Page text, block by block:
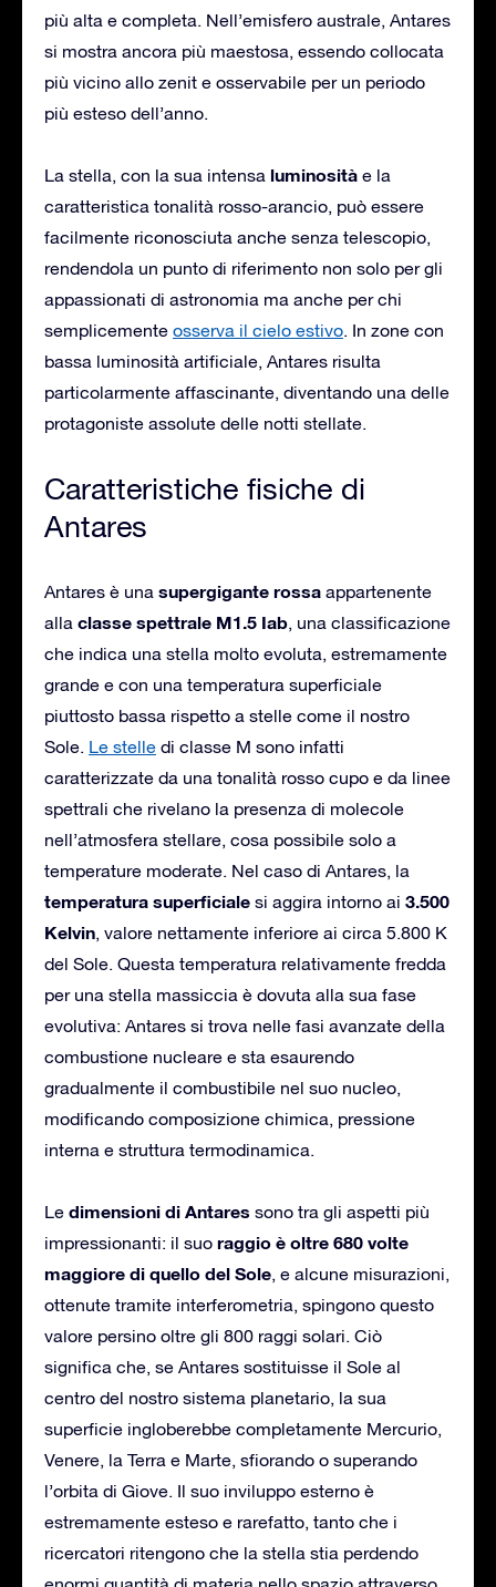
più alta e completa. Nell’emisfero australe, Antares
si mostra ancora più maestosa, essendo collocata
più vicino allo zenit e osservabile per un periodo
più esteso dell’anno.
La stella, con la sua intensa luminosità e la
caratteristica tonalità rosso-arancio, può essere
facilmente riconosciuta anche senza telescopio,
rendendola un punto di riferimento non solo per gli
appassionati di astronomia ma anche per chi
semplicemente osserva il cielo estivo. In zone con
bassa luminosità artificiale, Antares risulta
particolarmente affascinante, diventando una delle
protagoniste assolute delle notti stellate.
Caratteristiche fisiche di
Antares
Antares è una supergigante rossa appartenente
alla classe spettrale M1.5 Iab, una classificazione
che indica una stella molto evoluta, estremamente
grande e con una temperatura superficiale
piuttosto bassa rispetto a stelle come il nostro
Sole. Le stelle di classe M sono infatti
caratterizzate da una tonalità rosso cupo e da linee
spettrali che rivelano la presenza di molecole
nell’atmosfera stellare, cosa possibile solo a
temperature moderate. Nel caso di Antares, la
temperatura superficiale si aggira intorno ai 3.500
Kelvin, valore nettamente inferiore ai circa 5.800 K
del Sole. Questa temperatura relativamente fredda
per una stella massiccia è dovuta alla sua fase
evolutiva: Antares si trova nelle fasi avanzate della
combustione nucleare e sta esaurendo
gradualmente il combustibile nel suo nucleo,
modificando composizione chimica, pressione
interna e struttura termodinamica.
Le dimensioni di Antares sono tra gli aspetti più
impressionanti: il suo raggio è oltre 680 volte
maggiore di quello del Sole, e alcune misurazioni,
ottenute tramite interferometria, spingono questo
valore persino oltre gli 800 raggi solari. Ciò
significa che, se Antares sostituisse il Sole al
centro del nostro sistema planetario, la sua
superficie ingloberebbe completamente Mercurio,
Venere, la Terra e Marte, sfiorando o superando
l’orbita di Giove. Il suo inviluppo esterno è
estremamente esteso e rarefatto, tanto che i
ricercatori ritengono che la stella stia perdendo